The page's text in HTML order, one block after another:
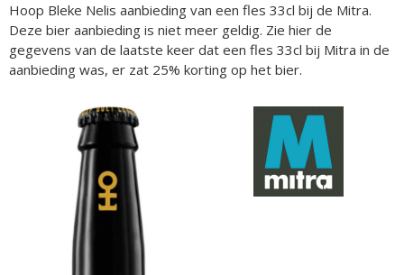
Hoop Bleke Nelis aanbieding van een fles 33cl bij de Mitra.
Deze bier aanbieding is niet meer geldig. Zie hier de
gegevens van de laatste keer dat een fles 33cl bij Mitra in de
aanbieding was, er zat 25% korting op het bier.